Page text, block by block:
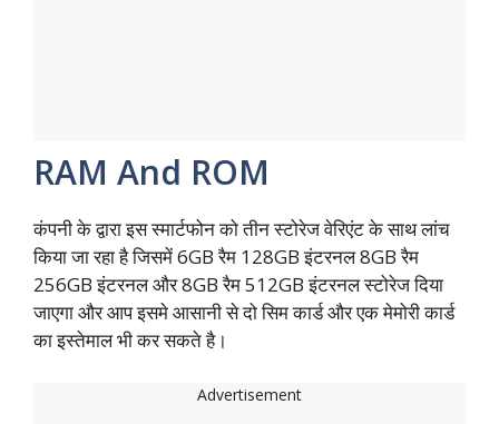
RAM And ROM
कंपनी के द्वारा इस स्मार्टफोन को तीन स्टोरेज वेरिएंट के साथ लांच
किया जा रहा है जिसमें 6GB रैम 128GB इंटरनल 8GB रैम
256GB इंटरनल और 8GB रैम 512GB इंटरनल स्टोरेज दिया
जाएगा और आप इसमे आसानी से दो सिम कार्ड और एक मेमोरी कार्ड
का इस्तेमाल भी कर सकते है।